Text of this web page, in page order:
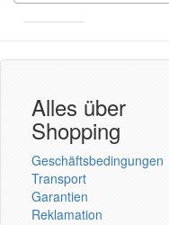
Benutzer Login
einmelden
Alles über
Shopping
Geschäftsbedingungen
Transport
Garantien
Reklamation